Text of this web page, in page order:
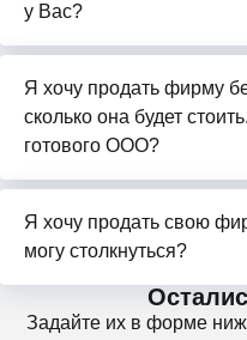
у Вас?
Я хочу продать фирму
сколько она будет
готового ООО?
Я хочу продать свою
могу столкнуться?
Задайте их в форме